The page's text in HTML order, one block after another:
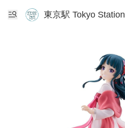
東京駅 Tokyo Station